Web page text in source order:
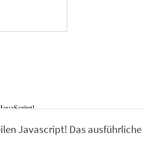
Javascript! Das ausführliche